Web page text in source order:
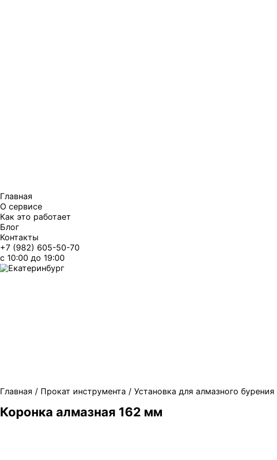
Главная
О сервисе
Как это работает
Блог
Контакты
+7 (982) 605-50-70
c 10:00 до 19:00
Екатеринбург
Главная / Прокат инструмента / Установка для алмазного бурения
Коронка алмазная 162 мм